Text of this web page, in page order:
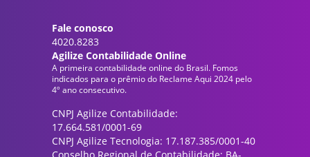
Fale conosco
4020.8283
Agilize Contabilidade Online
A primeira contabilidade online do Brasil. Fomos
indicados para o prêmio do Reclame Aqui 2024 pelo
4º ano consecutivo.
CNPJ Agilize Contabilidade:
17.664.581/0001-69
CNPJ Agilize Tecnologia: 17.187.385/0001-40